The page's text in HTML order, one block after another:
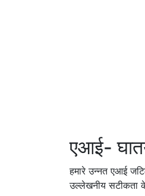
एआई-
हमारे उन्नत एआई
उल्लेखनीय सटीकता